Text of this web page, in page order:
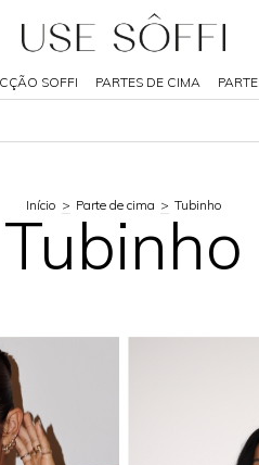
SOFFI PARTES DE CIMA
Início > Parte de cima > Tubinho
Tubinho